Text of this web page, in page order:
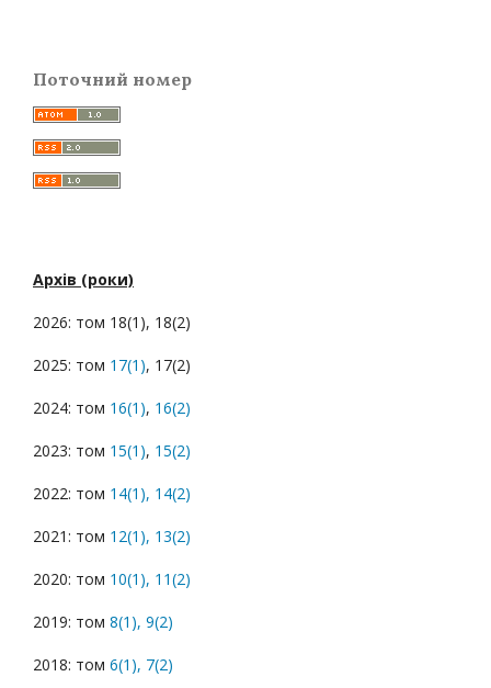
Поточний номер
Архів (роки)
2026: том 18(1), 18(2)
2025: том 17(1), 17(2)
2024: том 16(1), 16(2)
2023: том 15(1), 15(2)
2022: том 14(1), 14(2)
2021: том 12(1), 13(2)
2020: том 10(1), 11(2)
2019: том 8(1), 9(2)
2018: том 6(1), 7(2)